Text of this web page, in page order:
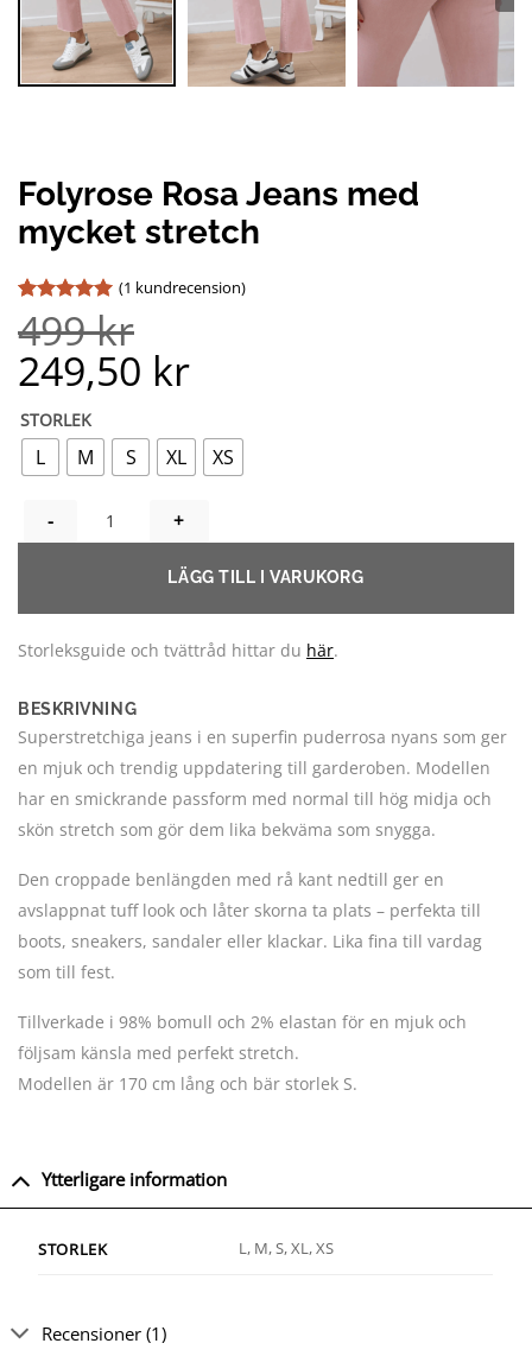
Folyrose Rosa Jeans med
mycket stretch
Betygsatt
5
av 5
baserat på
kundrecension
(1 kundrecension)
499kr
249,50 kr
STORLEK
L M S XL XS
FOLYROSE ROSA JEANS MED MYCKET STRETCH MÄNGD
LÄGG TILL I VARUKORG
Storleksguide och tvättråd hittar du här.
BESKRIVNING
Superstretchiga jeans i en superfin puderrosa nyans som ger
en mjuk och trendig uppdatering till garderoben. Modellen
har en smickrande passform med normal till hög midja och
skön stretch som gör dem lika bekväma som snygga.
Den croppade benlängden med rå kant nedtill ger en
avslappnat tuff look och låter skorna ta plats – perfekta till
boots, sneakers, sandaler eller klackar. Lika fina till vardag
som till fest.
Tillverkade i 98% bomull och 2% elastan för en mjuk och
följsam känsla med perfekt stretch.
Modellen är 170 cm lång och bär storlek S.
Ytterligare information
STORLEK L, M, S, XL, XS
Recensioner (1)